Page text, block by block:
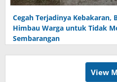
Cegah Terjadinya Kebakaran,
Himbau Warga untuk Tidak
Sembarangan
View